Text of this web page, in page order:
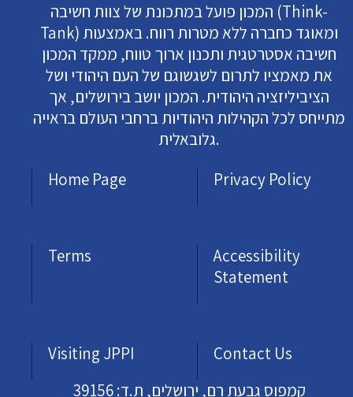
המכון פועל במתכונת של צוות חשיבה (Think-
Tank) ומאוגד כחברה ללא מטרות רווח. באמצעות
חשיבה אסטרטגית ותכנון ארוך טווח, ממקד המכון
את מאמציו לתרום לשגשוגם של העם היהודי ושל
הציביליזציה היהודית. המכון יושב בירושלים, אך
מתייחס לכל הקהילות היהודיות ברחבי העולם בראייה
גלובאלית.
Home Page
Privacy Policy
Terms
Accessibility
Statement
Visiting JPPI
Contact Us
קמפוס גבעת רם, ירושלים, ת.ד: 39156